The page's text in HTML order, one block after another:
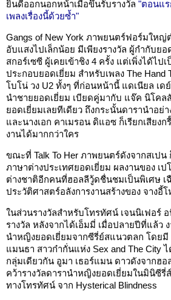
ยินดีออกนอกหน้าเมื่อขึ้นรับรางวัล "ตอนแ
เพลงเรื่องนี้ด้วยซ้ำ"
Gangs of New York ภาพยนตร์ฟอร์มใหญ่
อับแสงไปเล็กน้อย มีเพียงรางวัล ผู้กำกับย
สกอร์เซซี ผู้เคยเข้าชิง 4 ครั้ง แต่เพิ่งได้ไป
ประกอบยอดเยี่ยม สำหรับเพลง The Hand
โบโน่ วง U2 ทั้งๆ ที่ก่อนหน้านี้ แดเนียล เด
นำชายยอดเยี่ยม เบียดคู่มากับ แจ๊ค นิโคล
ยอดเยี่ยมเลยทีเดียว ถึงกระนั้นดารานำอย่
และนางเอก คาเมรอน ดิแอซ ก็เรียกเสียง
งานได้มากกว่าใคร
ขณะที่ Talk To Her ภาพยนตร์ดังจากสเปน
ภาษาต่างประเทศยอดเยี่ยม ผลงานของ เ
ต่างชาติอีกคนที่ฮอลลีวู้ดชื่นชมเป็นพิเศษ เ
ประวัติศาสตร์อลังการงานสร้างของ จาง
ในส่วนรางวัลสำหรับโทรทัศน์ เจนนิเฟอร์
รางวัล หลังจากได้เอ็มมี่ เมื่อปลายปีที่แล้ว
นำหญิงยอดเยี่ยมจากซีรี่ย์สแนวตลก โดย
แมนธา สาวก๋ากั่นแห่ง Sex and The City
กลุ่มเดียวกัน อูมา เธอร์แมน ดาวดังจากฮ
คว้ารางวัลดารานำหญิงยอดเยี่ยมในมินิซีรี่
ทางโทรทัศน์ จาก Hysterical Blindness